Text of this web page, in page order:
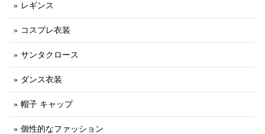
レギンス
コスプレ衣装
サンタクロース
ダンス衣装
帽子 キャップ
個性的なファッション